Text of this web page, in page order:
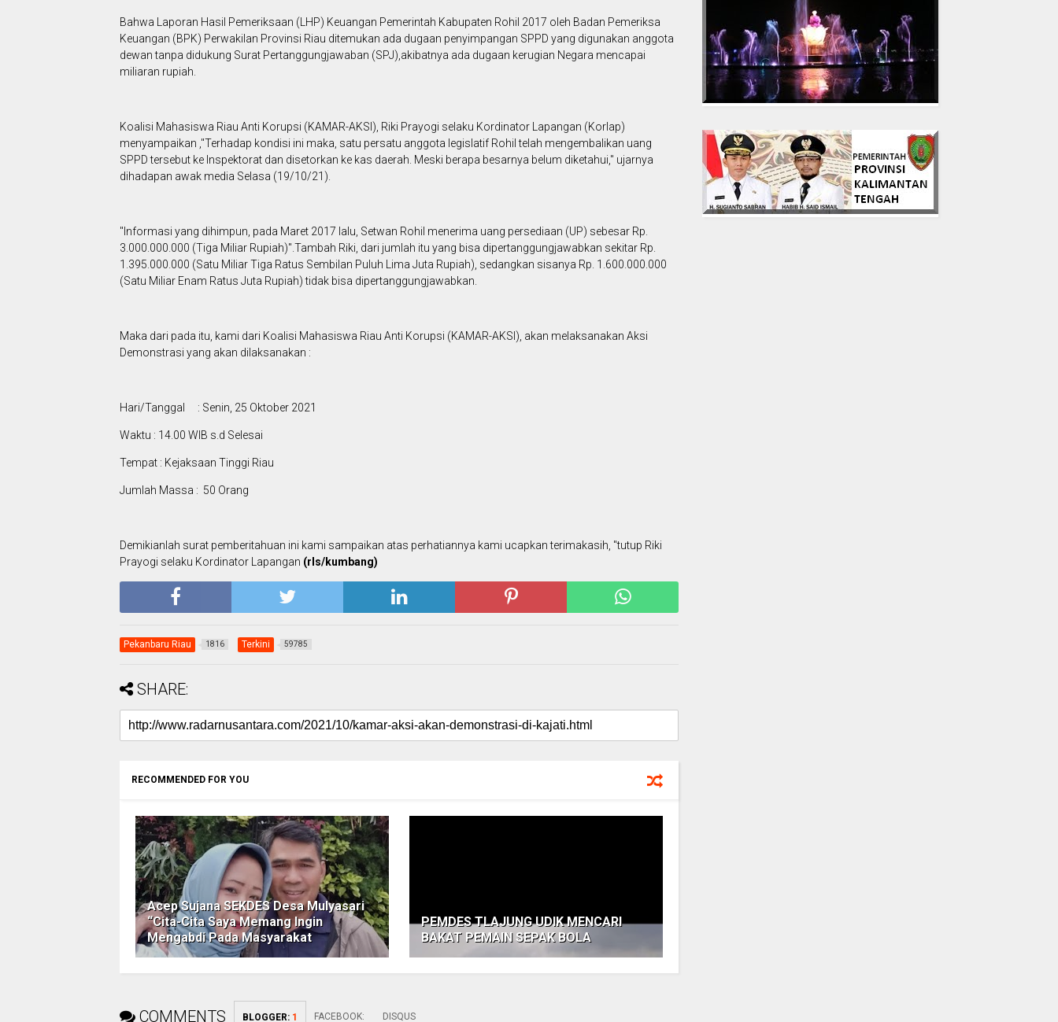
Bahwa Laporan Hasil Pemeriksaan (LHP) Keuangan Pemerintah Kabupaten Rohil 2017 oleh Badan Pemeriksa
Keuangan (BPK) Perwakilan Provinsi Riau ditemukan ada dugaan penyimpangan SPPD yang digunakan anggota
dewan tanpa didukung Surat Pertanggungjawaban (SPJ),akibatnya ada dugaan kerugian Negara mencapai
miliaran rupiah.
Koalisi Mahasiswa Riau Anti Korupsi (KAMAR-AKSI), Riki Prayogi selaku Kordinator Lapangan (Korlap)
menyampaikan ,"Terhadap kondisi ini maka, satu persatu anggota legislatif Rohil telah mengembalikan uang
SPPD tersebut ke Inspektorat dan disetorkan ke kas daerah. Meski berapa besarnya belum diketahui," ujarnya
dihadapan awak media Selasa (19/10/21).
"Informasi yang dihimpun, pada Maret 2017 lalu, Setwan Rohil menerima uang persediaan (UP) sebesar Rp.
3.000.000.000 (Tiga Miliar Rupiah)".Tambah Riki, dari jumlah itu yang bisa dipertanggungjawabkan sekitar Rp.
1.395.000.000 (Satu Miliar Tiga Ratus Sembilan Puluh Lima Juta Rupiah), sedangkan sisanya Rp. 1.600.000.000
(Satu Miliar Enam Ratus Juta Rupiah) tidak bisa dipertanggungjawabkan.
Maka dari pada itu, kami dari Koalisi Mahasiswa Riau Anti Korupsi (KAMAR-AKSI), akan melaksanakan Aksi
Demonstrasi yang akan dilaksanakan :
Hari/Tanggal : Senin, 25 Oktober 2021
Waktu : 14.00 WIB s.d Selesai
Tempat : Kejaksaan Tinggi Riau
Jumlah Massa : 50 Orang
Demikianlah surat pemberitahuan ini kami sampaikan atas perhatiannya kami ucapkan terimakasih, "tutup Riki
Prayogi selaku Kordinator Lapangan (rls/kumbang)
Pekanbaru Riau 1816 Terkini 59785
SHARE:
RECOMMENDED FOR YOU
Acep Sujana SEKDES Desa Mulyasari
“Cita-Cita Saya Memang Ingin
Mengabdi Pada Masyarakat
PEMDES TLAJUNG UDIK MENCARI
BAKAT PEMAIN SEPAK BOLA
COMMENTS BLOGGER: 1 FACEBOOK: DISQUS